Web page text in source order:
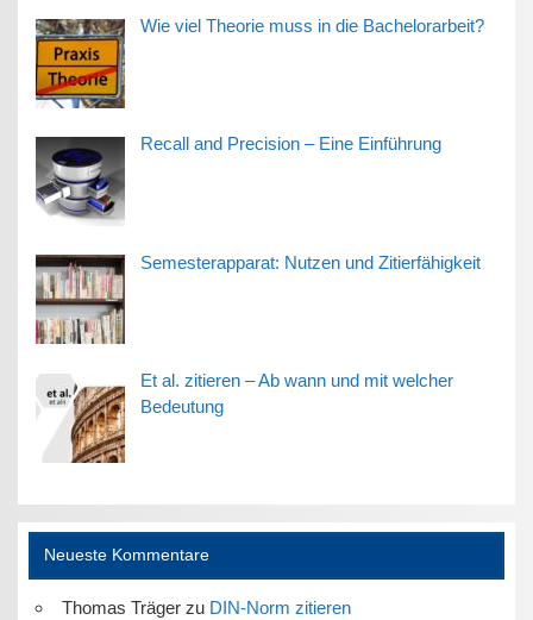
Wie viel Theorie muss in die Bachelorarbeit?
Recall and Precision – Eine Einführung
Semesterapparat: Nutzen und Zitierfähigkeit
Et al. zitieren – Ab wann und mit welcher
Bedeutung
Neueste Kommentare
Thomas Trägerzu DIN-Norm zitieren